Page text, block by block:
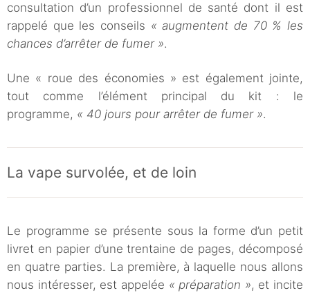
consultation d’un professionnel de santé dont il est
rappelé que les conseils « augmentent de 70 % les
chances d’arrêter de fumer ».
Une « roue des économies » est également jointe,
tout comme l’élément principal du kit : le
programme, « 40 jours pour arrêter de fumer ».
La vape survolée, et de loin
Le programme se présente sous la forme d’un petit
livret en papier d’une trentaine de pages, décomposé
en quatre parties. La première, à laquelle nous allons
nous intéresser, est appelée « préparation », et incite